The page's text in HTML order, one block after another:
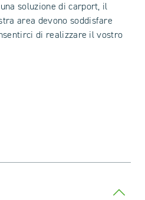
soluzione di carport, il
area devono soddisfare
di realizzare il vostro